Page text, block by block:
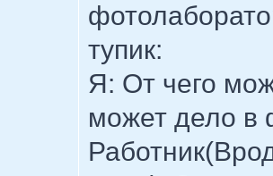
тупик:
Я: От чего
может дело в